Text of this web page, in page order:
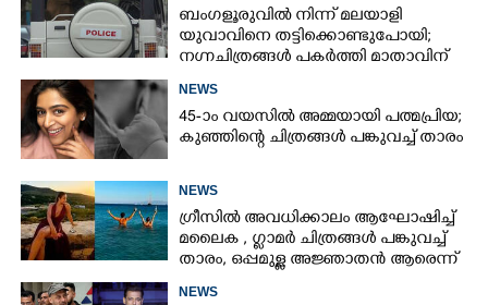
ബംഗളൂരുവിൽ നിന്ന് മലയാളി
യുവാവിനെ തട്ടിക്കൊണ്ടുപോയി;
നഗ്നചിത്രങ്ങൾ പകർത്തി മാതാവിന്
അയച്ചു
NEWS
45-ാം വയസിൽ അമ്മയായി പത്മപ്രിയ;
കുഞ്ഞിന്റെ ചിത്രങ്ങൾ പങ്കുവച്ച് താരം
NEWS
ഗ്രീസിൽ അവധിക്കാലം ആഘോഷിച്ച്
മലൈക ,​ ഗ്ലാമർ ചിത്രങ്ങൾ പങ്കുവച്ച്
താരം,​ ഒപ്പമുള്ള അജ്ഞാതൻ ആരെന്ന്
ആരാധകർ
NEWS